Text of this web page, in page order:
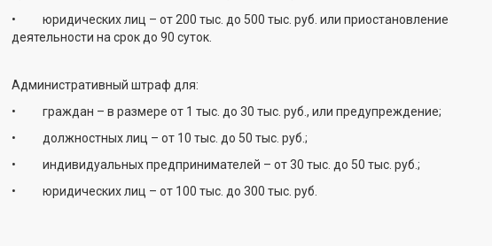
• юридических лиц – от 200 тыс. до 500 тыс. руб. или приостановление
деятельности на срок до 90 суток.
Административный штраф для:
• граждан – в размере от 1 тыс. до 30 тыс. руб., или предупреждение;
• должностных лиц – от 10 тыс. до 50 тыс. руб.;
• индивидуальных предпринимателей – от 30 тыс. до 50 тыс. руб.;
• юридических лиц – от 100 тыс. до 300 тыс. руб.